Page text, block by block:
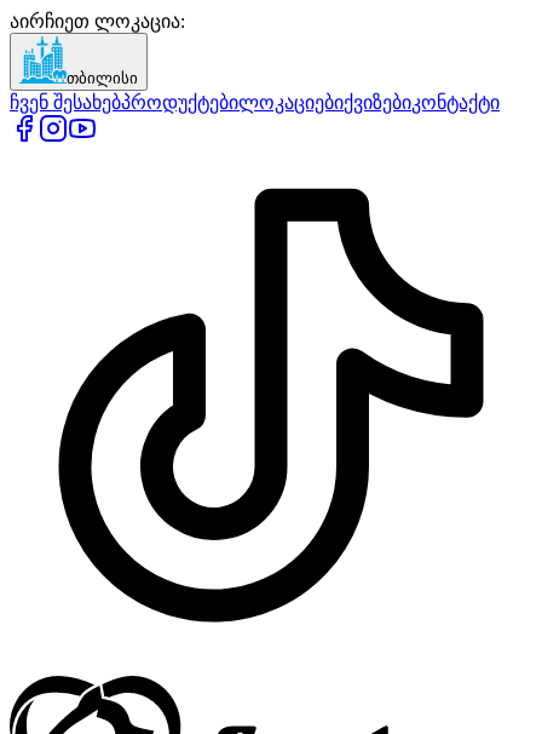
აირჩიეთ ლოკაცია:
თბილისი
ჩვენ შესახებპროდუქტებილოკაციებიქვიზებიკონტაქტი